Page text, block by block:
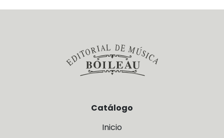
Catálogo
Inicio